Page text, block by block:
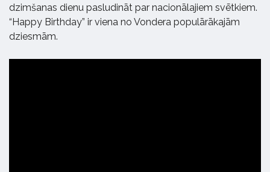
dzimšanas dienu pasludināt par nacionālajiem svētkiem.
“Happy Birthday” ir viena no Vondera populārākajām
dziesmām.